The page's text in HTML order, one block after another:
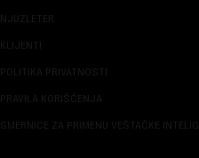
NJUZLETER
KLIJENTI
POLITIKA PRIVATNOSTI
PRAVILA KORIŠĆENJA
SMERNICE ZA PRIMENU VEŠTAČKE